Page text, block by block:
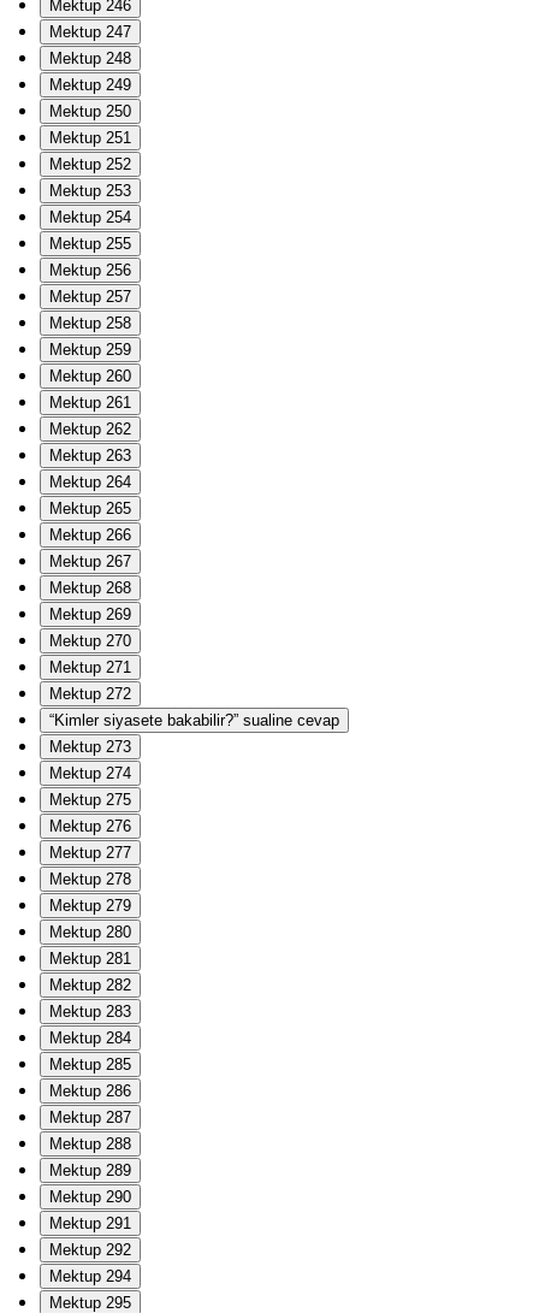
Mektup 246
Mektup 247
Mektup 248
Mektup 249
Mektup 250
Mektup 251
Mektup 252
Mektup 253
Mektup 254
Mektup 255
Mektup 256
Mektup 257
Mektup 258
Mektup 259
Mektup 260
Mektup 261
Mektup 262
Mektup 263
Mektup 264
Mektup 265
Mektup 266
Mektup 267
Mektup 268
Mektup 269
Mektup 270
Mektup 271
Mektup 272
“Kimler siyasete bakabilir?” sualine cevap
Mektup 273
Mektup 274
Mektup 275
Mektup 276
Mektup 277
Mektup 278
Mektup 279
Mektup 280
Mektup 281
Mektup 282
Mektup 283
Mektup 284
Mektup 285
Mektup 286
Mektup 287
Mektup 288
Mektup 289
Mektup 290
Mektup 291
Mektup 292
Mektup 294
Mektup 295